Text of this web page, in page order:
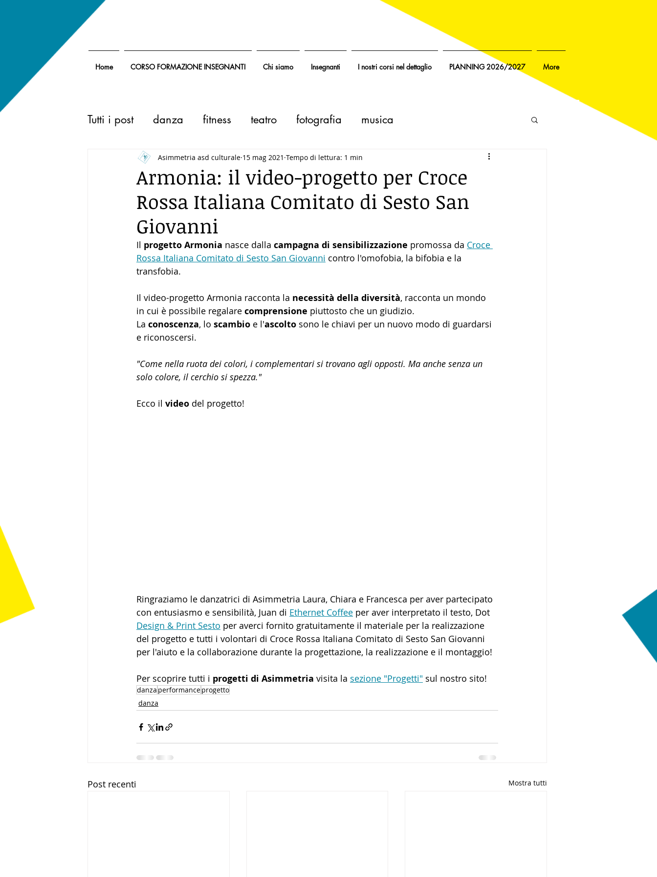
Home CORSO FORMAZIONE INSEGNANTI Chi siamo Insegnanti I nostri corsi nel dettaglio PLANNING 2026/2027 More
Tutti i post danza fitness teatro fotografia musica
Armonia: il video-progetto per Croce
Rossa Italiana Comitato di Sesto San
Giovanni
Asimmetria asd culturale 15 mag 2021 Tempo di lettura: 1 min
Il progetto Armonia nasce dalla campagna di sensibilizzazione promossa da Croce
Rossa Italiana Comitato di Sesto San Giovanni contro l'omofobia, la bifobia e la
transfobia.
Il video-progetto Armonia racconta la necessità della diversità, racconta un mondo
in cui è possibile regalare comprensione piuttosto che un giudizio.
La conoscenza, lo scambio e l'ascolto sono le chiavi per un nuovo modo di guardarsi
e riconoscersi.
"Come nella ruota dei colori, i complementari si trovano agli opposti. Ma anche senza un
solo colore, il cerchio si spezza."
Ecco il video del progetto!
Ringraziamo le danzatrici di Asimmetria Laura, Chiara e Francesca per aver partecipato
con entusiasmo e sensibilità, Juan di Ethernet Coffee per aver interpretato il testo, Dot
Design & Print Sesto per averci fornito gratuitamente il materiale per la realizzazione
del progetto e tutti i volontari di Croce Rossa Italiana Comitato di Sesto San Giovanni
per l'aiuto e la collaborazione durante la progettazione, la realizzazione e il montaggio!
Per scoprire tutti i progetti di Asimmetria visita la sezione "Progetti" sul nostro sito!
danza performanceprogetto
danza
Post recenti Mostra tutti